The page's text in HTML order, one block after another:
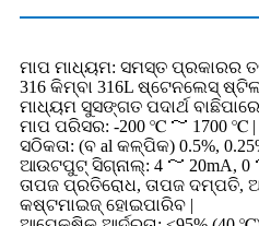
ମାପ ମାଧ୍ୟମ: ସମସ୍ତ ପ୍ରକାରର
316 କିମ୍ବା 316L ଷ୍ଟେନଲେସ୍
ମାଧ୍ୟମ ସୁସଙ୍ଗତ ପଦାର୍ଥ
ମାପ ପରିସର: -200 ℃ ～ 1700 ℃ |
ସଠିକତା: (ବ al କଳ୍ପିକ) 0.5%,
ଆଉଟପୁଟ୍ ସିଗ୍ନାଲ୍: 4 ～ 20mA, 0
ତାପଜ ପ୍ରତିରୋଧ, ତାପଜ ଦମ୍ପତି,
କଷ୍ଟମାଇଜ୍ ହୋଇପାରିବ |